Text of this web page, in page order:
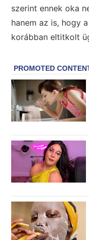
szerint ennek oka
hanem az is, hogy
korábban eltitkolt